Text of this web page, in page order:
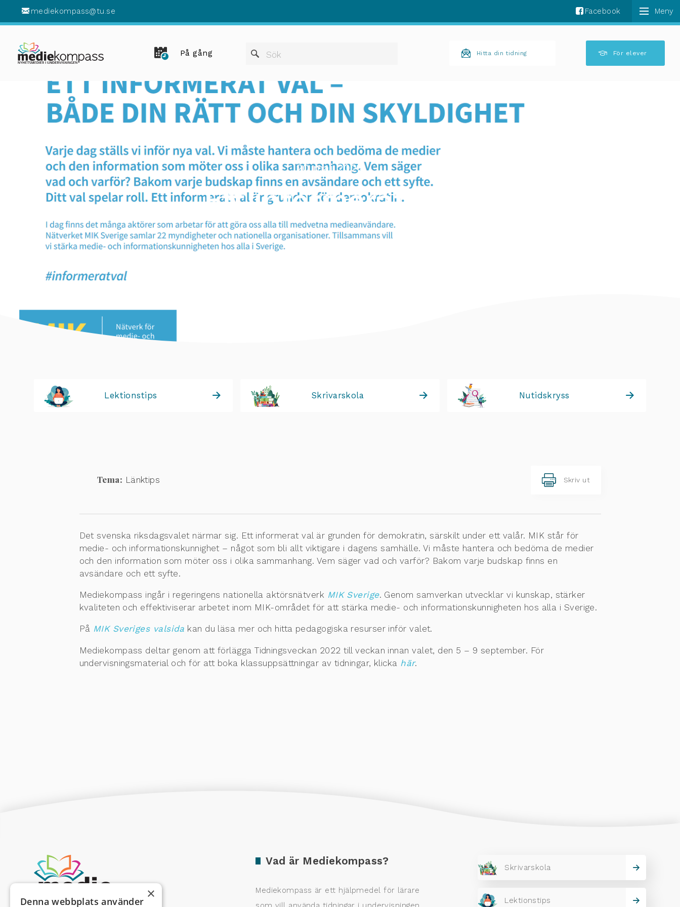
mediekompass@tu.se Facebook
På gång Sök
När automatisk komplettering av resultat är tillgängliga
Hitta din tidning För elever
20 maj 2022
Ett informerat val
Lektionstips Skrivarskola Nutidskryss
Tema: Länktips Skriv ut
Det svenska riksdagsvalet närmar sig. Ett informerat val är grunden för demokratin, särskilt under ett valår. MIK står för
medie- och informationskunnighet – något som bli allt viktigare i dagens samhälle. Vi måste hantera och bedöma de medier
och den information som möter oss i olika sammanhang. Vem säger vad och varför? Bakom varje budskap finns en
avsändare och ett syfte.
Mediekompass ingår i regeringens nationella aktörsnätverk MIK Sverige. Genom samverkan utvecklar vi kunskap, stärker
kvaliteten och effektiviserar arbetet inom MIK-området för att stärka medie- och informationskunnigheten hos alla i Sverige.
På MIK Sveriges valsida kan du läsa mer och hitta pedagogiska resurser inför valet.
Mediekompass deltar genom att förlägga Tidningsveckan 2022 till veckan innan valet, den 5 – 9 september. För
undervisningsmaterial och för att boka klassuppsättningar av tidningar, klicka här.
Vad är Mediekompass?
Mediekompass är ett hjälpmedel för lärare
Skrivarskola
Lektionstips
×
Denna webbplats använder